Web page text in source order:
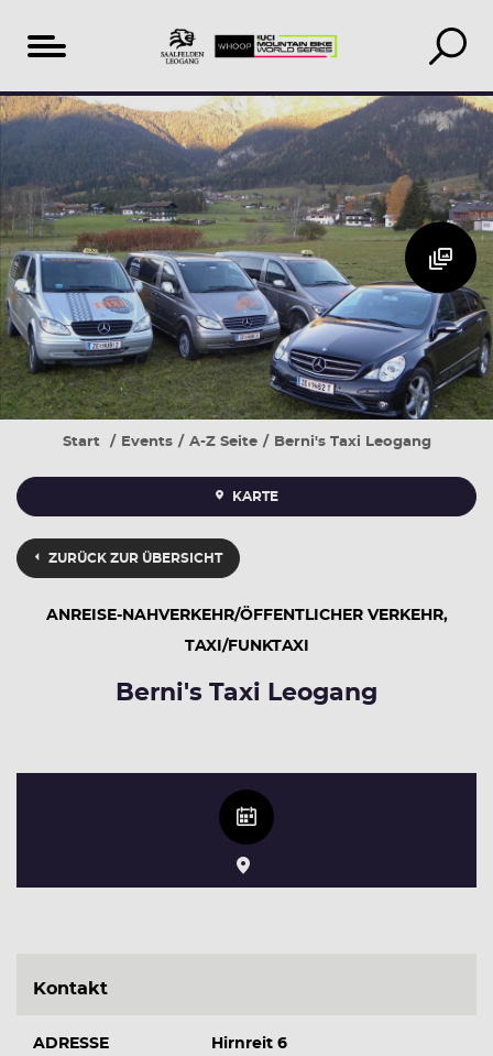
Inhaltsverzeichnis
Veranstaltungen
Unterkunft
buchen
Start Events A-Z Seite Berni's Taxi Leogang
KARTE
ZURÜCK ZUR ÜBERSICHT
ANREISE-NAHVERKEHR/ÖFFENTLICHER VERKEHR,
TAXI/FUNKTAXI
Berni's Taxi Leogang
Kontakt
ADRESSE
Hirnreit 6